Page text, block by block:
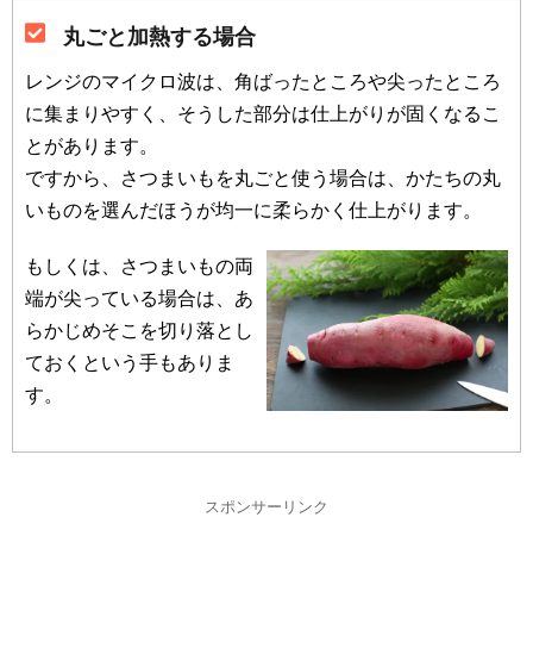
丸ごと加熱する場合
レンジのマイクロ波は、角ばったところや尖ったところ
に集まりやすく、そうした部分は仕上がりが固くなるこ
とがあります。
ですから、さつまいもを丸ごと使う場合は、かたちの丸
いものを選んだほうが均一に柔らかく仕上がります。
もしくは、さつまいもの両
端が尖っている場合は、あ
らかじめそこを切り落とし
ておくという手もありま
す。
スポンサーリンク